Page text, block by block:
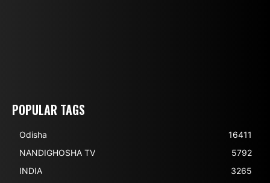
POPULAR TAGS
Odisha
16411
NANDIGHOSHA TV
5792
INDIA
3265